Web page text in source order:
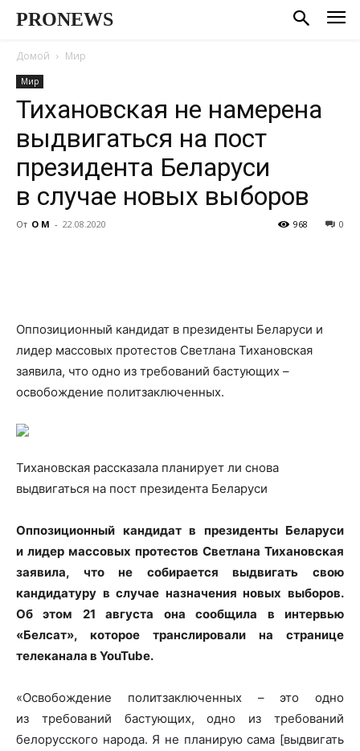
PRONEWS
Домой Мир
Мир
Тихановская не намерена
выдвигаться на пост
президента Беларуси
в случае новых выборов
От О М - 22.08.2020 0
968
Оппозиционный кандидат в президенты Беларуси и
лидер массовых протестов Светлана Тихановская
заявила, что одно из требований бастующих –
освобождение политзаключенных.
Тихановская рассказала планирует ли снова
выдвигаться на пост президента Беларуси
Оппозиционный кандидат в президенты Беларуси
и лидер массовых протестов Светлана Тихановская
заявила, что не собирается выдвигать свою
кандидатуру в случае назначения новых выборов.
Об этом 21 августа она сообщила в интервью
«Белсат», которое транслировали на странице
телеканала в YouTube.
«Освобождение политзаключенных – это одно
из требований бастующих, одно из требований
белорусского народа. Я не планирую сама [выдвигать